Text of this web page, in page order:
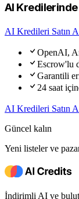
AI
AI Kredileri Satın
OpenAI,
Escrow'lu
Garantili
24 saat
AI Kredileri Satın
Güncel kalın
Yeni listeler ve
İndirimli AI ve